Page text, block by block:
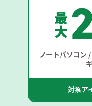
ノートパソコン
対象ア